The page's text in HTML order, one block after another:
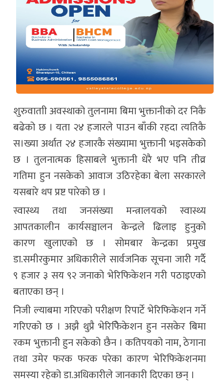
शुरुवाताी अवस्थाको तुलनामा बिमा भुक्तानीको दर निकै
बढेको छ । यता २४ हजारले पाउन बाँकी रहदा त्यतिकै
स।ख्या अर्थात २४ हजारकै संख्यामा भुक्तानी भइसकेको
छ । तुलनात्मक हिसाबले भुक्तानी धेरै भए पनि तीव्र
गतिमा हुन नसकेको आवाज उठिरहेका बेला सरकारले
यसबारे थप प्रष्ट पारेको छ ।
स्वास्थ्य तथा जनसंख्या मन्त्रालयको स्वास्थ्य
आपतकालीन कार्यसञ्चालन केन्द्रले ढिलाइ हुनुको
कारण खुलाएको छ । सोमबार केन्द्रका प्रमुख
डा.समीरकुमार अधिकारीले सार्वजनिक सूचना जारी गर्दै
९ हजार ३ सय ९२ जनाको भेरिफिकेशन गरी पठाइएको
बताएका छन् ।
निजी ल्याबमा गरिएको परीक्षण रिपार्टे भेरिफिकेशन गर्ने
गरिएको छ । अझै थुप्रै भेरिफिेकेशन हुन नसकेर बिमा
रकम भुक्तानी हुन सकेको छैन । कतिपयको नाम, ठेगाना
तथा उमेर फरक फरक परेका कारण भेरिफिकेशनमा
समस्या रहेको डा.अधिकारीले जानकारी दिएका छन् ।